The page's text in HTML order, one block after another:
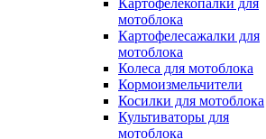
Картофелекопалки для
мотоблока
Картофелесажалки для
мотоблока
Колеса для мотоблока
Кормоизмельчители
Косилки для мотоблока
Культиваторы для
мотоблока